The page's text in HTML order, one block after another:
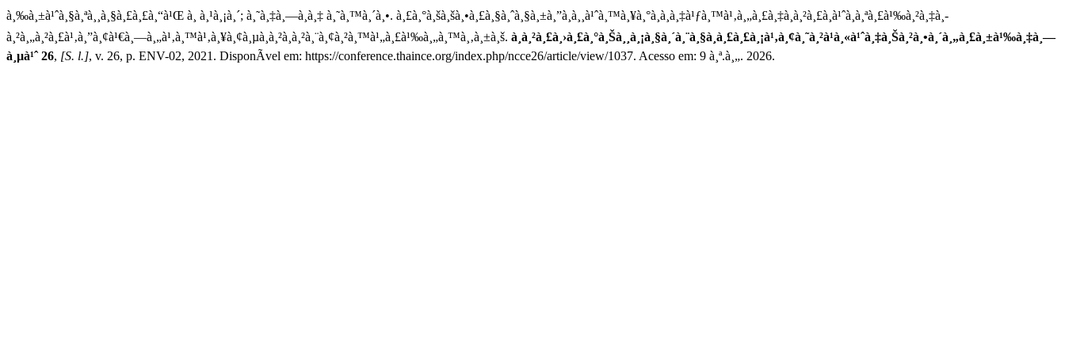
à¸‰à¸±à¹ˆà¸§à¸ªà¸¸à¸§à¸£à¸£à¸“à¹Œ à¸ à¸¹à¸¡à¸´; à¸˜à¸‡à¸—à¸­à¸‡ à¸˜à¸™à¸´à¸•. à¸£à¸°à¸šà¸šà¸•à¸£à¸§à¸ˆà¸§à¸±à¸”à¸à¸¸à¹ˆà¸™à¸¥à¸°à¸­à¸­à¸‡à¹ƒà¸™à¹‚à¸„à¸£à¸‡à¸à¸²à¸£à¸à¹ˆà¸­à¸ªà¸£à¹‰à¸²à¸‡à¸­
à¸²à¸„à¸²à¸£à¹‚à¸”à¸¢à¹€à¸—à¸„à¹‚à¸™à¹‚à¸¥à¸¢à¸µà¸­à¸²à¸à¸²à¸¨à¸¢à¸²à¸™à¹„à¸£à¹‰à¸„à¸™à¸‚à¸±à¸š. à¸à¸²à¸£à¸›à¸£à¸°à¸Šà¸¸à¸¡à¸§à¸´à¸¨à¸§à¸à¸£à¸£à¸¡à¹‚à¸¢à¸˜à¸²à¹à¸«à¹ˆà¸‡à¸Šà¸²à¸•à¸´à¸„à¸£à¸±à¹‰à¸‡à¸—
à¸µà¹ˆ 26, [S. l.], v. 26, p. ENV-02, 2021. DisponÃ­vel em: https://conference.thaince.org/index.php/ncce26/article/view/1037. Acesso em: 9 à¸ª.à¸„. 2026.